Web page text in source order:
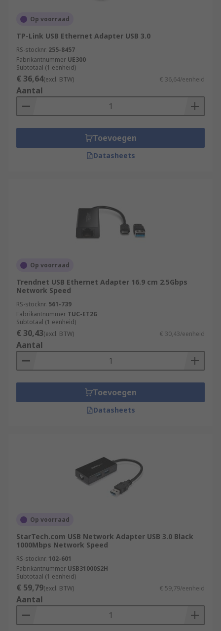
Op voorraad
TP-Link USB Ethernet Adapter USB 3.0
RS-stocknr. 255-8457
Fabrikantnummer UE300
Subtotaal (1 eenheid)
€ 36,64(excl. BTW) € 36,64/eenheid
Aantal
Toevoegen
Datasheets
Op voorraad
Trendnet USB Ethernet Adapter 16.9 cm 2.5Gbps
Network Speed
RS-stocknr. 561-739
Fabrikantnummer TUC-ET2G
Subtotaal (1 eenheid)
€ 30,43(excl. BTW) € 30,43/eenheid
Aantal
Toevoegen
Datasheets
Op voorraad
StarTech.com USB Network Adapter USB 3.0 Black
1000Mbps Network Speed
RS-stocknr. 102-601
Fabrikantnummer USB31000S2H
Subtotaal (1 eenheid)
€ 59,79(excl. BTW) € 59,79/eenheid
Aantal